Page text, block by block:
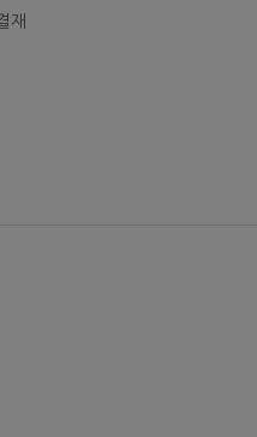
재